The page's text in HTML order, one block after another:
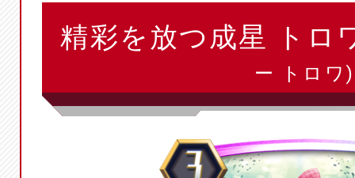
精彩を放つ成星 トロ
ー トロワ)